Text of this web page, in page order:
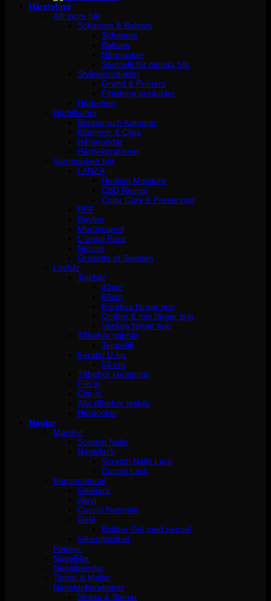
Hårstyling
Allt inom hår
Schampo & Balsam
Schampo
Balsam
Hårmasker
Speciellt för blonda hår
Stylingprodukter
Grund & Primers
Finishing produkter
Hårbotten
Hårtillbehör
Borstar och Kammar
Klämmor & Clips
Hårsnoddar
Hårdekorationer
Varumärken hår
LANZA
Healing Moisture
CBD Revive
Color Care & Preserving
REF
Revlon
Moroccanoil
L´oréal Paris
Neccin
Grazette of Sweden
Löshår
Tejphår
40cm
60cm
Kreativa färger tejp
Ombre & mix färger tejp
Vanliga färger tejp
Tillbehör tejphår
Tejprefill
Keratin U-tip
50 cm
Tillbehör keratinhår
Flip in
Clip-in
Alla tillbehör löshår
Hårdockor
Naglar
Manikyr
Scratch Nails
Nagellack
Scratch Nails Lack
Cuccio Lack
Konstmaterial
Gelélack
Akryl
Cuccio Naturale
Gelé
Builder Gel med pensel
Silke/glasfiber
Pedikyr
Nagelfilar
Nagelpenslar
Tippar & Mallar
Nageldekorationer
Strass & Stenar